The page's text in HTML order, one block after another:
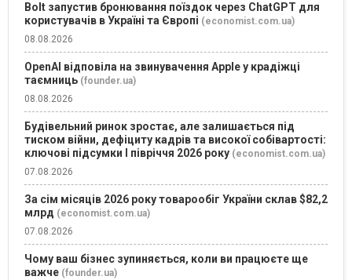
Bolt запустив бронювання поїздок через ChatGPT для
користувачів в Україні та Європі (economist.com.ua)
08.08.2026
OpenAI відповіла на звинувачення Apple у крадіжці
таємниць (founder.ua)
08.08.2026
Будівельний ринок зростає, але залишається під
тиском війни, дефіциту кадрів та високої собівартості:
ключові підсумки І півріччя 2026 року (economist.com.ua)
07.08.2026
За сім місяців 2026 року товарообіг України склав $82,2
млрд (economist.com.ua)
07.08.2026
Чому ваш бізнес зупиняється, коли ви працюєте ще
важче (founder.ua)